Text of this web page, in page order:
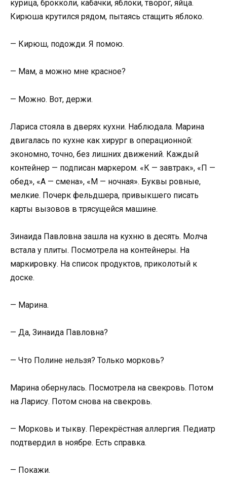
курица, брокколи, кабачки, яблоки, творог, яйца.
Кирюша крутился рядом, пытаясь стащить яблоко.
— Кирюш, подожди. Я помою.
— Мам, а можно мне красное?
— Можно. Вот, держи.
Лариса стояла в дверях кухни. Наблюдала. Марина
двигалась по кухне как хирург в операционной:
экономно, точно, без лишних движений. Каждый
контейнер — подписан маркером. «К — завтрак», «П —
обед», «А — смена», «М — ночная». Буквы ровные,
мелкие. Почерк фельдшера, привыкшего писать
карты вызовов в трясущейся машине.
Зинаида Павловна зашла на кухню в десять. Молча
встала у плиты. Посмотрела на контейнеры. На
маркировку. На список продуктов, приколотый к
доске.
— Марина.
— Да, Зинаида Павловна?
— Что Полине нельзя? Только морковь?
Марина обернулась. Посмотрела на свекровь. Потом
на Ларису. Потом снова на свекровь.
— Морковь и тыкву. Перекрёстная аллергия. Педиатр
подтвердил в ноябре. Есть справка.
— Покажи.